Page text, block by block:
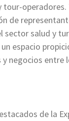
operadores.
de
sector salud y
espacio
negocios entre
de la